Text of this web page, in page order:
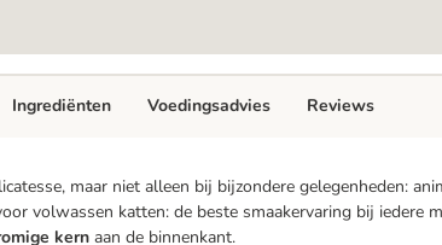
maar niet alleen bij bijzondere gelegenheden:
volwassen katten: de beste smaakervaring bij iedere
kern aan de binnenkant.
Ingrediënten Voedingsadvies Reviews